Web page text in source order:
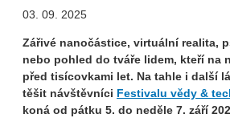
03. 09. 2025
Zářivé nanočástice, virtuální realita,
nebo pohled do tváře lidem, kteří na
před tisícovkami let. Na tahle i další
těšit návštěvníci Festivalu vědy &
koná od pátku 5. do neděle 7. září